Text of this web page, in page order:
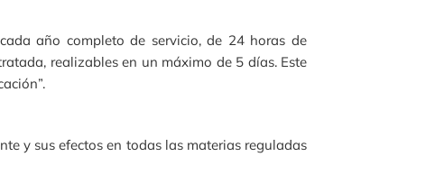
año completo de servicio, de 24 horas de
realizables en un máximo de 5 días. Este
y sus efectos en todas las materias reguladas